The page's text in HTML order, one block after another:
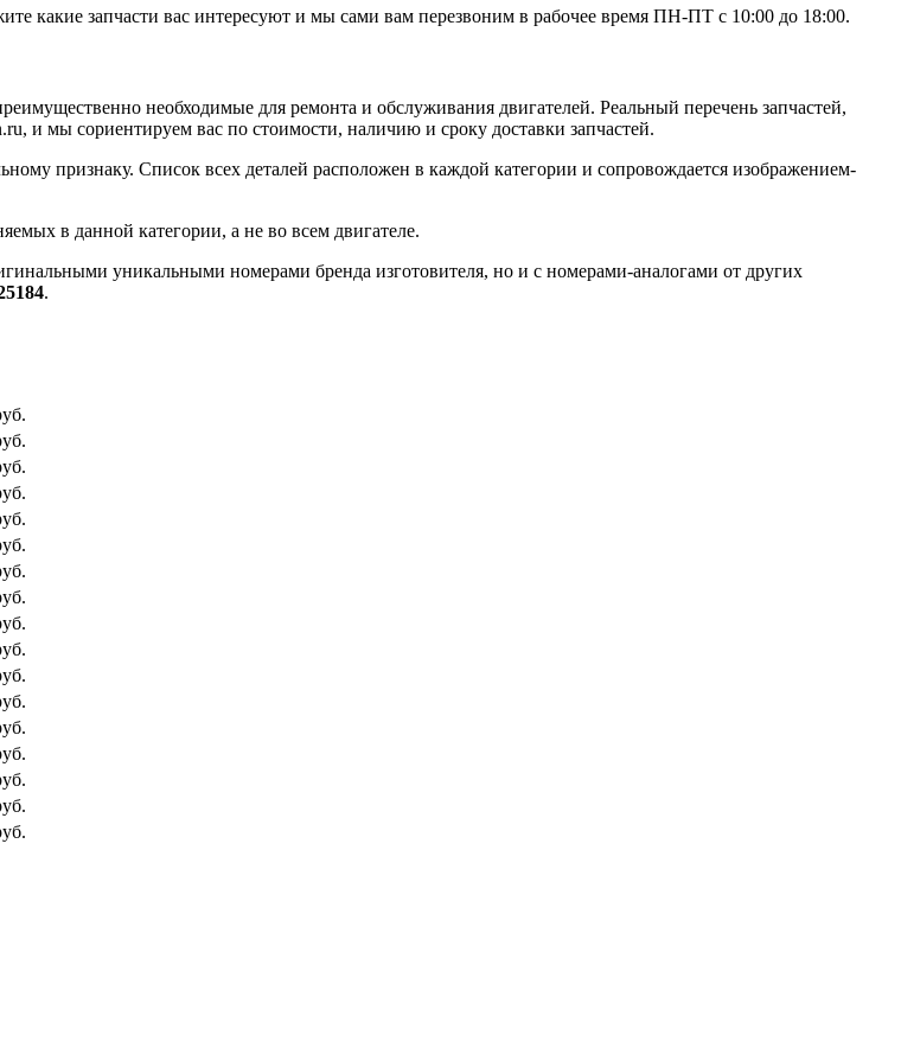
какие запчасти вас интересуют и мы сами вам перезвоним в рабочее время ПН-ПТ с 10:00 до 18:00.
необходимые для ремонта и обслуживания двигателей. Реальный перечень запчастей,
и мы сориентируем вас по стоимости, наличию и сроку доставки запчастей.
признаку. Список всех деталей расположен в каждой категории и сопровождается изображением-
в данной категории, а не во всем двигателе.
уникальными номерами бренда изготовителя, но и с номерами-аналогами от других
.